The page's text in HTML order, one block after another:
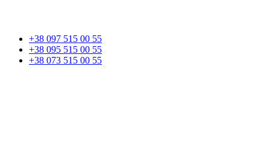
+38 097 515 00 55
+38 095 515 00 55
+38 073 515 00 55